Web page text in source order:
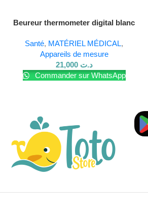
Beureur thermometer digital blanc
Santé, MATÉRIEL MÉDICAL,
Appareils de mesure
د.ت 21,000
Commander sur WhatsApp